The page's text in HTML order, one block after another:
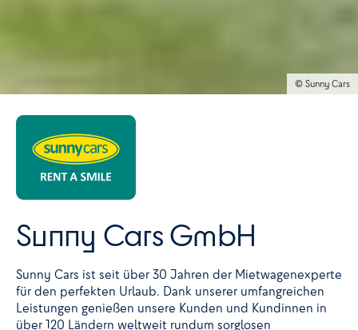
© Sunny Cars
Sunny Cars GmbH
Sunny Cars ist seit über 30 Jahren der Mietwagenexperte
für den perfekten Urlaub. Dank unserer umfangreichen
Leistungen genießen unsere Kunden und Kundinnen in
über 120 Ländern weltweit rundum sorglosen